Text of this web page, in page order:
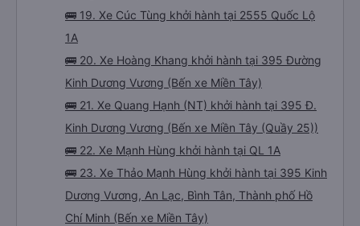
🚌 19. Xe Cúc Tùng khởi hành tại 2555 Quốc Lộ
1A
🚌 20. Xe Hoàng Khang khởi hành tại 395 Đường
Kinh Dương Vương (Bến xe Miền Tây)
🚌 21. Xe Quang Hạnh (NT) khởi hành tại 395 Đ.
Kinh Dương Vương (Bến xe Miền Tây (Quầy 25))
🚌 22. Xe Mạnh Hùng khởi hành tại QL 1A
🚌 23. Xe Thảo Mạnh Hùng khởi hành tại 395 Kinh
Dương Vương, An Lạc, Bình Tân, Thành phố Hồ
Chí Minh (Bến xe Miền Tây)